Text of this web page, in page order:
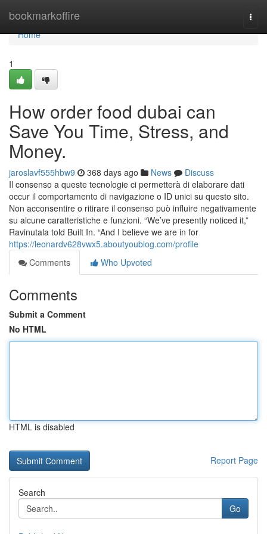
bookmarkoffire
Home
Home
1
How order food dubai can
Save You Time, Stress, and
Money.
jaroslavf555hbw9 368 days ago News
Discuss
Il consenso a queste tecnologie ci permetterà di elaborare dati
occur il comportamento di navigazione o ID unici su questo sito.
Non acconsentire o ritirare il consenso può influire negativamente
su alcune caratteristiche e funzioni. “We’ve presently noticed it,”
Ravinutala told Built In. “And I believe we are in for
https://leonardv628vwx5.aboutyoublog.com/profile
Comments
Who Upvoted
Comments
Submit a Comment
No HTML
HTML is disabled
Report Page
Search
Go